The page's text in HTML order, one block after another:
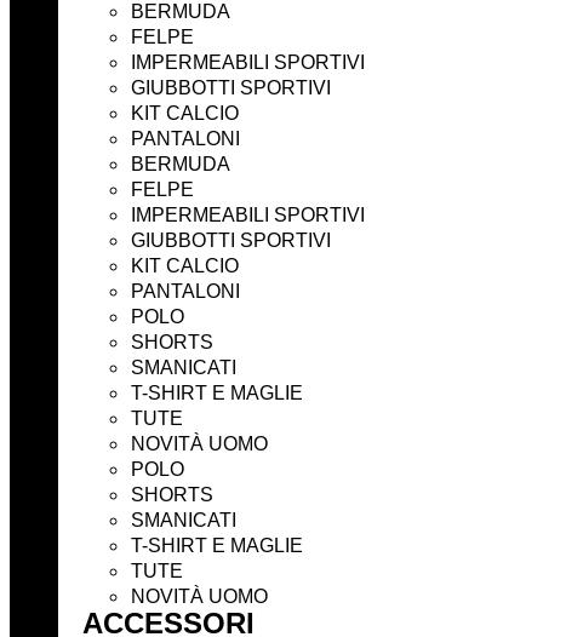
BERMUDA
FELPE
IMPERMEABILI SPORTIVI
GIUBBOTTI SPORTIVI
KIT CALCIO
PANTALONI
BERMUDA
FELPE
IMPERMEABILI SPORTIVI
GIUBBOTTI SPORTIVI
KIT CALCIO
PANTALONI
POLO
SHORTS
SMANICATI
T-SHIRT E MAGLIE
TUTE
NOVITÀ UOMO
POLO
SHORTS
SMANICATI
T-SHIRT E MAGLIE
TUTE
NOVITÀ UOMO
ACCESSORI